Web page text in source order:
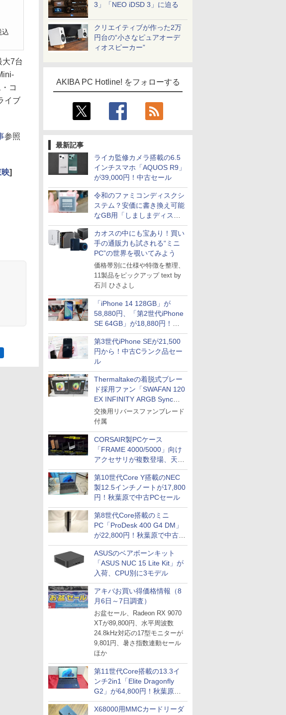
3」「NEO iDSD 3」に迫る
クリエイティブが作った2万
円台の“小さなピュアオーデ
ィオスピーカー”
AKIBA PC Hotline! をフォローする
最新記事
ライカ監修カメラ搭載の6.5
インチスマホ「AQUOS R9」
が39,000円！中古セール
令和のファミコンディスクシ
ステム？安価に書き換え可能
なGB用「しましまディスク
システム」
カオスの中にも宝あり！買い
手の通販力も試される“ミニ
PC”の世界を覗いてみよう
価格帯別に仕様や特徴を整理、
11製品をピックアップ text by
石川 ひさよし
「iPhone 14 128GB」が
58,880円、「第2世代iPhone
SE 64GB」が18,880円！中
古Bランク品セール
第3世代iPhone SEが21,500
円から！中古Cランク品セー
ル
Thermaltakeの着脱式ブレー
ド採用ファン「SWAFAN 120
EX INFINITY ARGB Sync」
に単品パッケージ
交換用リバースファンブレード
付属
CORSAIR製PCケース
「FRAME 4000/5000」向け
アクセサリが複数登場、天然
木製パネルや背面コネクタ対
応トレイなど
第10世代Core Y搭載のNEC
製12.5インチノートが17,800
円！秋葉原で中古PCセール
第8世代Core搭載のミニ
PC「ProDesk 400 G4 DM」
が22,800円！秋葉原で中古
PCセール
ASUSのベアボーンキット
「ASUS NUC 15 Lite Kit」が
入荷、CPU別に3モデル
アキバお買い得価格情報（8
月6日～7日調査）
お盆セール、Radeon RX 9070
XTが89,800円、水平周波数
24.8kHz対応の17型モニターが
9,801円、暑さ指数連動セール
ほか
第11世代Core搭載の13.3イ
ンチ2in1「Elite Dragonfly
G2」が64,800円！秋葉原で
中古PCセール
X68000用MMCカードリーダ
込
7台
コ
イブ
参照
映]